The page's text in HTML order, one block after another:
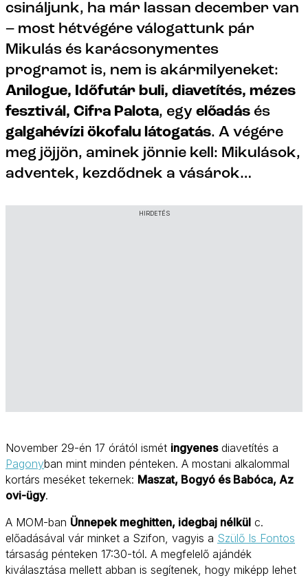
csináljunk, ha már lassan december van
– most hétvégére válogattunk pár
Mikulás és karácsonymentes
programot is, nem is akármilyeneket:
Anilogue, Időfutár buli, diavetítés, mézes
fesztivál, Cifra Palota, egy előadás és
galgahévízi ökofalu látogatás. A végére
meg jöjjön, aminek jönnie kell: Mikulások,
adventek, kezdődnek a vásárok…
HIRDETÉS
November 29-én 17 órától ismét ingyenesdiavetítés a
Pagonyban mint minden pénteken. A mostani alkalommal
kortárs meséket tekernek: Maszat, Bogyó és Babóca, Az
ovi-ügy.
A MOM-ban Ünnepek meghitten, idegbaj nélkül c.
előadásával vár minket a Szifon, vagyis a Szülő Is Fontos
társaság pénteken 17:30-tól. A megfelelő ajándék
kiválasztása mellett abban is segítenek, hogy miképp lehet